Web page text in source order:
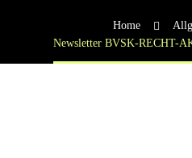
Home
Newsletter BVSK-RECHT-